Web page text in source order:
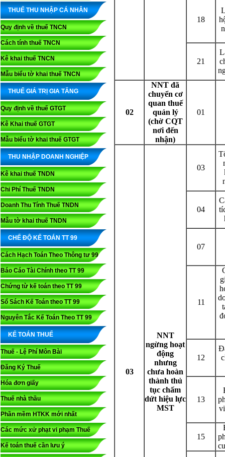
THUẾ THU NHẬP CÁ NHÂN
Quy định về thuế TNCN
Cách tính thuế TNCN
Kê khai thuế TNCN
Mẫu biểu tờ khai thuế TNCN
THUẾ GIÁ TRỊ GIA TĂNG
Quy định về thuế GTGT
Kê Khai thuế GTGT
Mẫu biểu tờ khai thuế GTGT
THU NHẬP DOANH NGHIỆP
Kê khai thuế TNDN
Chi Phí Thuế TNDN
Doanh Thu Tính Thuế TNDN
Mẫu tờ khai thuế TNDN
CHẾ ĐỘ KẾ TOÁN TT 99
Cách Hạch Toán Theo Thông tư 99
Báo Cáo Tài Chính theo TT 99
Chứng từ kế toán theo TT 99
Sổ Sách Kế Toán theo TT 99
Nguyên Tắc Kế Toán Theo TT 99
KẾ TOÁN THUẾ
Thuế - Lệ Phí Môn Bài
Đăng Ký Thuế
Hóa đơn giấy
Thuế nhà thầu
Phần mềm HTKK mới nhất
Các mức xử phạt vi phạm Thuế
Kế toán thuế cần lưu ý
18
21
02
NNT đã
chuyển cơ
quan thuế
quản lý
(chờ CQT
nơi đến
nhận)
01
03
NNT
ngừng hoạt
động
nhưng
chưa hoàn
thành thủ
tục chấm
dứt hiệu lực
MST
03
04
07
11
12
13
15